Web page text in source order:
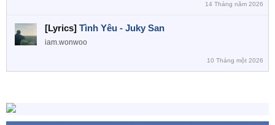
14 Tháng năm 2026
[Lyrics] Tình Yêu - Juky San
iam.wonwoo
10 Tháng một 2026